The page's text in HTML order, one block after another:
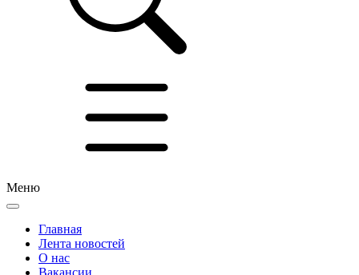
Меню
Главная
Лента новостей
О нас
Вакансии